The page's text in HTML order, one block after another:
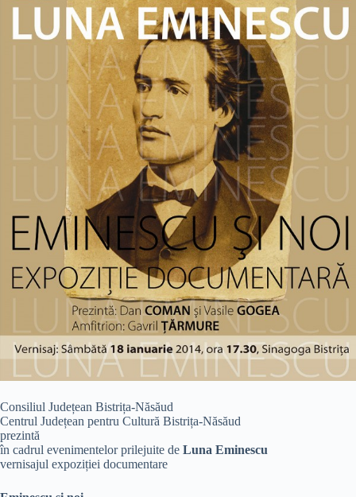
Consiliul Județean Bistrița-Năsăud
Centrul Județean pentru Cultură Bistrița-Năsăud
prezintă
în cadrul evenimentelor prilejuite de Luna Eminescu
vernisajul expoziției documentare